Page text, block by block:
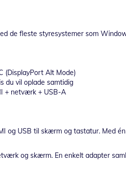
de fleste styresystemer som
(DisplayPort Alt Mode)
du vil oplade samtidig
+ netværk + USB-A
og USB til skærm og tastatur. Med
og skærm. En enkelt adapter